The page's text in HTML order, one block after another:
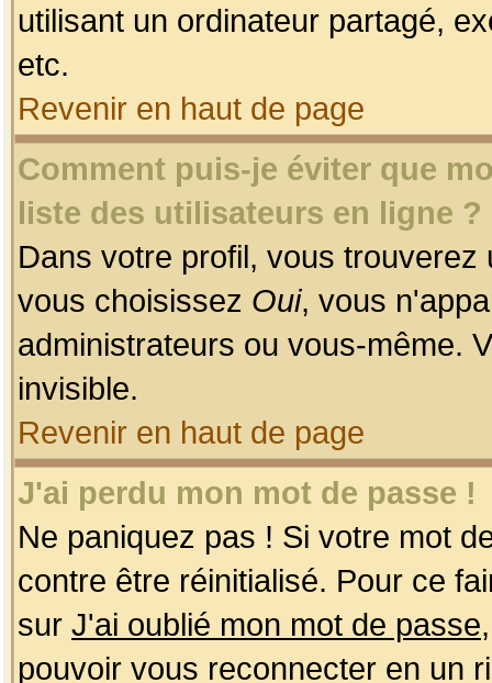
utilisant un ordinateur partagé,
etc.
Revenir en haut de page
Comment puis-je éviter que
liste des utilisateurs en ligne ?
Dans votre profil, vous
vous choisissez Oui, vous
administrateurs ou vous-même.
invisible.
Revenir en haut de page
J'ai perdu mon mot de passe !
Ne paniquez pas ! Si votre mot
contre être réinitialisé. Pour ce
sur J'ai oublié mon mot de passe
pouvoir vous reconnecter en un